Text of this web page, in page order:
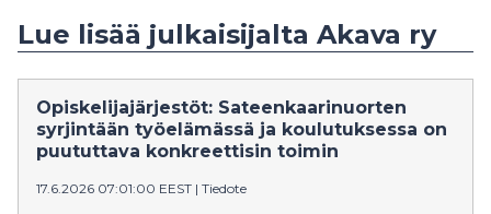
Lue lisää julkaisijalta Akava ry
Opiskelijajärjestöt: Sateenkaarinuorten
syrjintään työelämässä ja koulutuksessa on
puututtava konkreettisin toimin
17.6.2026 07:01:00 EEST | Tiedote